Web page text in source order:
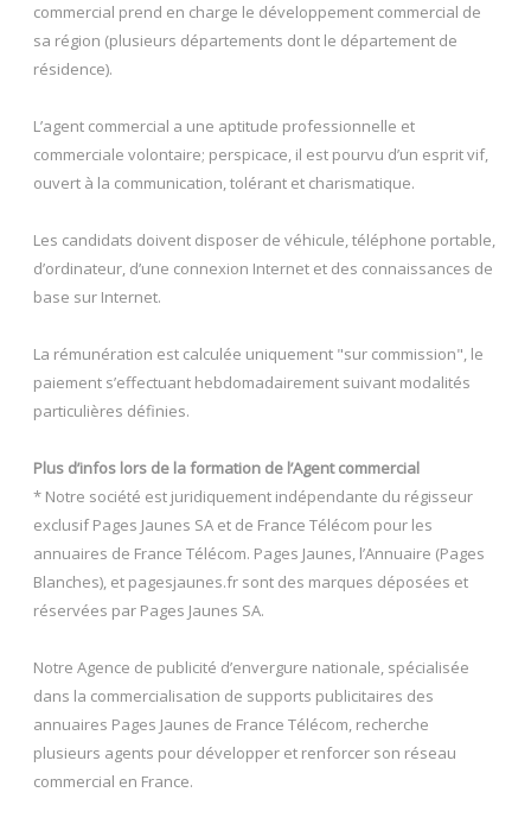
commercial prend en charge le développement commercial de
sa région (plusieurs départements dont le département de
résidence).
L’agent commercial a une aptitude professionnelle et
commerciale volontaire; perspicace, il est pourvu d’un esprit vif,
ouvert à la communication, tolérant et charismatique.
Les candidats doivent disposer de véhicule, téléphone portable,
d’ordinateur, d’une connexion Internet et des connaissances de
base sur Internet.
La rémunération est calculée uniquement "sur commission", le
paiement s’effectuant hebdomadairement suivant modalités
particulières définies.
Plus d’infos lors de la formation de l’Agent commercial
* Notre société est juridiquement indépendante du régisseur
exclusif Pages Jaunes SA et de France Télécom pour les
annuaires de France Télécom. Pages Jaunes, l’Annuaire (Pages
Blanches), et pagesjaunes.fr sont des marques déposées et
réservées par Pages Jaunes SA.
Notre Agence de publicité d’envergure nationale, spécialisée
dans la commercialisation de supports publicitaires des
annuaires Pages Jaunes de France Télécom, recherche
plusieurs agents pour développer et renforcer son réseau
commercial en France.